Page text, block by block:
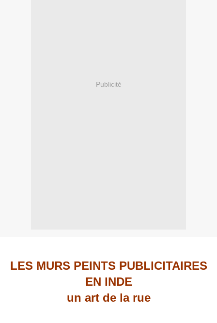
Publicité
LES MURS PEINTS PUBLICITAIRES
EN INDE
un art de la rue